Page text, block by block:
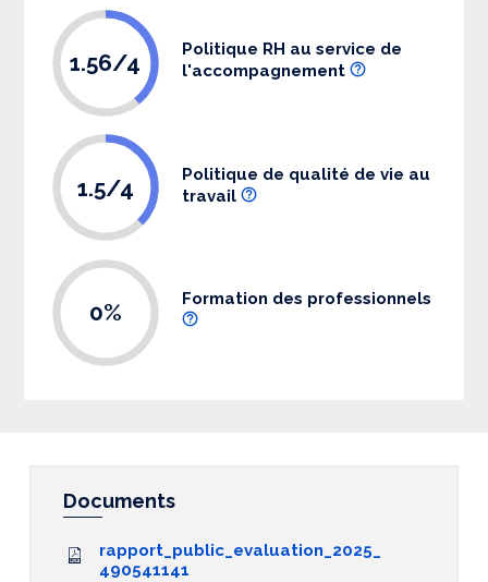
1.56/4
Politique RH au service de
l'accompagnement
1.5/4
Politique de qualité de vie au
travail
0% Formation des professionnels
Documents
rapport_public_evaluation_2025_
490541141